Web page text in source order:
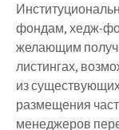
фондам, хедж-
желающим
листингах,
из
размещения
менеджеров